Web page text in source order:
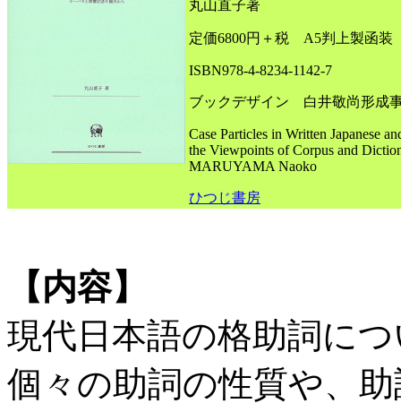
丸山直子著
定価6800円＋税 A5判上製函
ISBN978-4-8234-1142-7
ブックデザイン 白井敬尚形成
Case Particles in Written Japanese
the Viewpoints of Corpus and
MARUYAMA Naoko
ひつじ書房
【内容】
現代日本語の格助詞に
個々の助詞の性質や、